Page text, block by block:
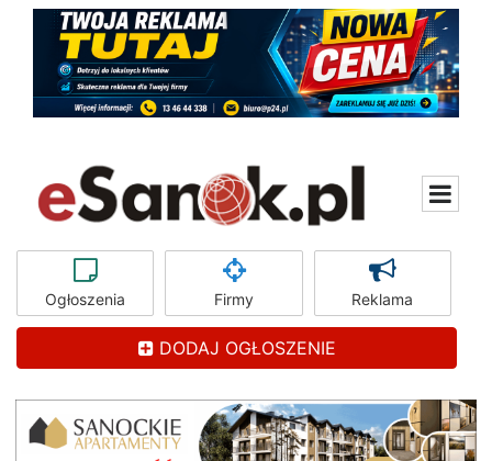
Ogłoszenia Firmy Reklama
DODAJ OGŁOSZENIE